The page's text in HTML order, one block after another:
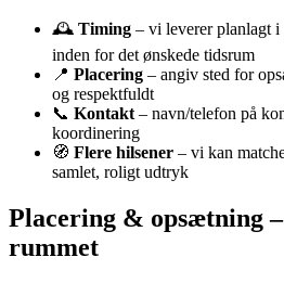
🕰️ Timing – vi leverer planlagt
inden for det ønskede tidsrum
📍 Placering – angiv sted for
og respektfuldt
📞 Kontakt – navn/telefon på
koordinering
🧭 Flere hilsener – vi kan
samlet, roligt udtryk
Placering & opsætning
rummet